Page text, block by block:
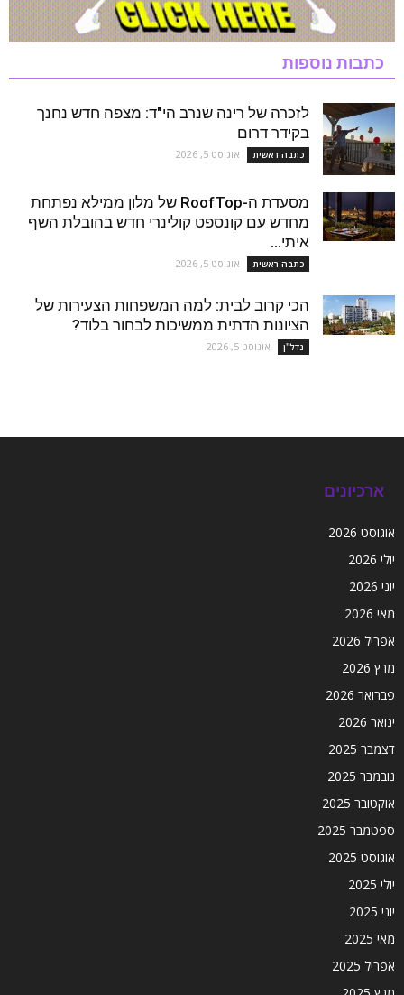
כתבות נוספות
לזכרה של רינה שנרב הי"ד: מצפה חדש נחנך
בקידר דרום
כתבה ראשית אוגוסט 5, 2026
מסעדת ה-RoofTop של מלון ממילא נפתחת
מחדש עם קונספט קולינרי חדש בהובלת השף
איתי...
כתבה ראשית אוגוסט 5, 2026
הכי קרוב לבית: למה המשפחות הצעירות של
הציונות הדתית ממשיכות לבחור בלוד?
נדל''ן אוגוסט 5, 2026
ארכיונים
אוגוסט 2026
יולי 2026
יוני 2026
מאי 2026
אפריל 2026
מרץ 2026
פברואר 2026
ינואר 2026
דצמבר 2025
נובמבר 2025
אוקטובר 2025
ספטמבר 2025
אוגוסט 2025
יולי 2025
יוני 2025
מאי 2025
אפריל 2025